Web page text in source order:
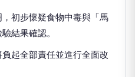
初步懷疑食物中毒與「馬
結果確認。
起全部責任並進行全面改